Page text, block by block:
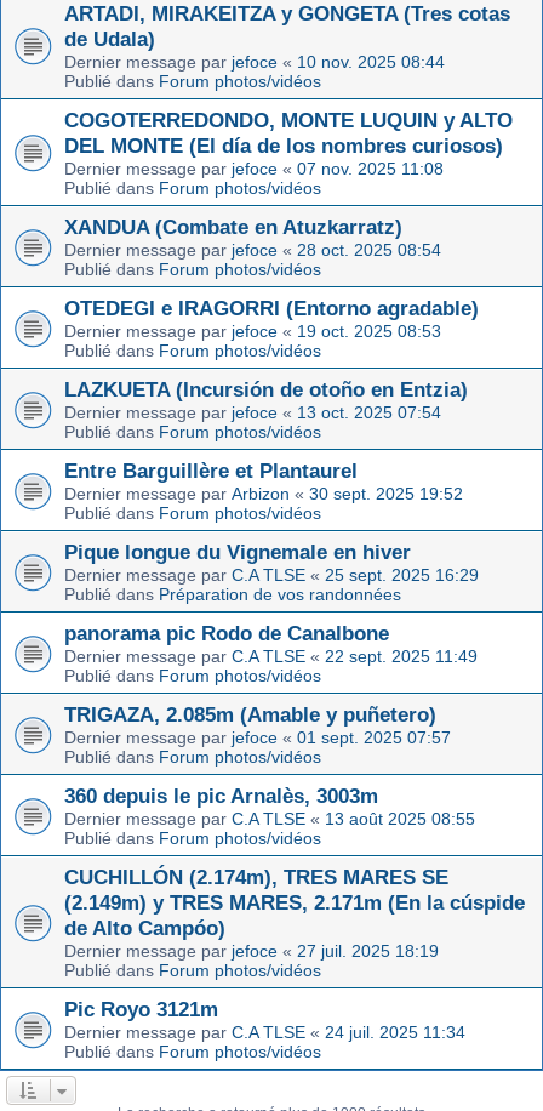
ARTADI, MIRAKEITZA y GONGETA (Tres cotas
de Udala)
Dernier message par jefoce « 10 nov. 2025 08:44
Publié dans Forum photos/vidéos
COGOTERREDONDO, MONTE LUQUIN y ALTO
DEL MONTE (El día de los nombres curiosos)
Dernier message par jefoce « 07 nov. 2025 11:08
Publié dans Forum photos/vidéos
XANDUA (Combate en Atuzkarratz)
Dernier message par jefoce « 28 oct. 2025 08:54
Publié dans Forum photos/vidéos
OTEDEGI e IRAGORRI (Entorno agradable)
Dernier message par jefoce « 19 oct. 2025 08:53
Publié dans Forum photos/vidéos
LAZKUETA (Incursión de otoño en Entzia)
Dernier message par jefoce « 13 oct. 2025 07:54
Publié dans Forum photos/vidéos
Entre Barguillère et Plantaurel
Dernier message par Arbizon « 30 sept. 2025 19:52
Publié dans Forum photos/vidéos
Pique longue du Vignemale en hiver
Dernier message par C.A TLSE « 25 sept. 2025 16:29
Publié dans Préparation de vos randonnées
panorama pic Rodo de Canalbone
Dernier message par C.A TLSE « 22 sept. 2025 11:49
Publié dans Forum photos/vidéos
TRIGAZA, 2.085m (Amable y puñetero)
Dernier message par jefoce « 01 sept. 2025 07:57
Publié dans Forum photos/vidéos
360 depuis le pic Arnalès, 3003m
Dernier message par C.A TLSE « 13 août 2025 08:55
Publié dans Forum photos/vidéos
CUCHILLÓN (2.174m), TRES MARES SE
(2.149m) y TRES MARES, 2.171m (En la cúspide
de Alto Campóo)
Dernier message par jefoce « 27 juil. 2025 18:19
Publié dans Forum photos/vidéos
Pic Royo 3121m
Dernier message par C.A TLSE « 24 juil. 2025 11:34
Publié dans Forum photos/vidéos